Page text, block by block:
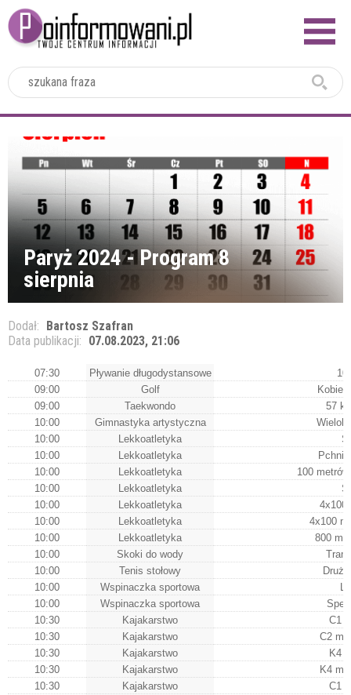
Paryż 2024 - Program 8
sierpnia
Dodał: Bartosz Szafran
Data publikacji: 07.08.2023, 21:06
07:30 Pływanie długodystansowe
10
09:00
Golf
09:00
Taekwondo
57
10:00
Gimnastyka artystyczna
10:00
Lekkoatletyka
10:00
Lekkoatletyka
10:00
Lekkoatletyka
100
10:00
Lekkoatletyka
10:00
Lekkoatletyka
4x100
10:00
Lekkoatletyka
4x100
10:00
Lekkoatletyka
800
10:00
Skoki do wody
10:00
Tenis stołowy
10:00
Wspinaczka sportowa
10:00
Wspinaczka sportowa
10:30
Kajakarstwo
C1
10:30
Kajakarstwo
C2
10:30
Kajakarstwo
K4
10:30
Kajakarstwo
K4
10:30
Kajakarstwo
C1